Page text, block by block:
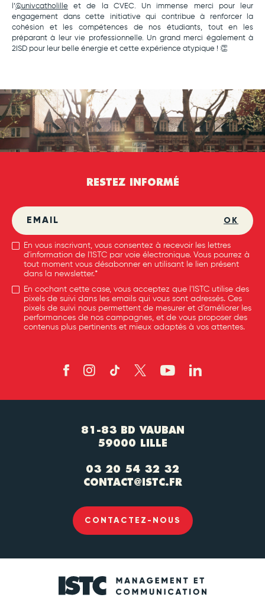
l’@univcatholille et de la CVEC. Un immense merci pour leur
engagement dans cette initiative qui contribue à renforcer la
cohésion et les compétences de nos étudiants, tout en les
préparant à leur vie professionnelle. Un grand merci également à
2ISD pour leur belle énergie et cette expérience atypique ! 👏
RESTEZ INFORMÉ
OK
En vous inscrivant, vous consentez à recevoir les lettres
d'information de l'ISTC par voie électronique. Vous pourrez à
tout moment vous désabonner en utilisant le lien présent
dans la newsletter.*
En cochant cette case, vous acceptez que l’ISTC utilise des
pixels de suivi dans les emails qui vous sont adressés. Ces
pixels de suivi nous permettent de mesurer et d’améliorer les
performances de nos campagnes, et de vous proposer des
contenus plus pertinents et mieux adaptés à vos attentes.
81-83 BD VAUBAN
59000 LILLE
03 20 54 32 32
CONTACT@ISTC.FR
CONTACTEZ-NOUS